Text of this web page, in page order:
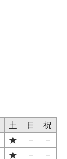
土 日
祝
★ −
−
★ −
−